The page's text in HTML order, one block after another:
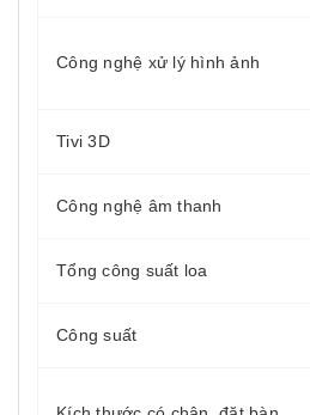
Công nghệ xử lý hình ảnh
Tivi 3D
Công nghệ âm thanh
Tổng công suất loa
Công suất